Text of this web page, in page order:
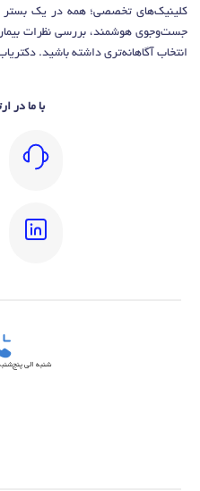
کلینیک‌های تخصصی؛ همه در یک بستر
جست‌وجوی هوشمند، بررسی نظرات
انتخاب آگاهانه‌تری داشته باشید.
با ما در
شنبه الی پنج‌شنبه